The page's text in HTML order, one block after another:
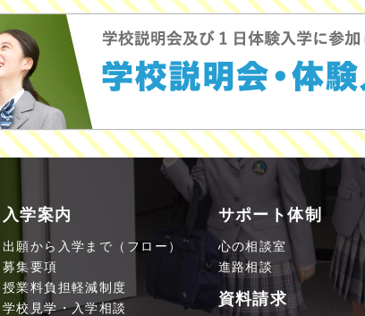
入学案内
出願から入学まで（フロー）
募集要項
授業料負担軽減制度
学校見学・入学相談
サポート体制
心の相談室
進路相談
資料請求